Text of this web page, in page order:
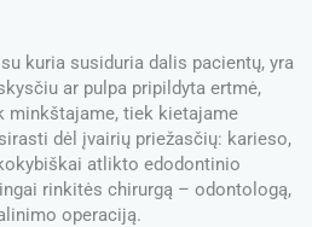
kuria susiduria dalis pacientų, yra
ar pulpa pripildyta ertmė,
minkštajame, tiek kietajame
dėl įvairių priežasčių: karieso,
atlikto edodontinio
rinkitės chirurgą – odontologą,
operaciją.